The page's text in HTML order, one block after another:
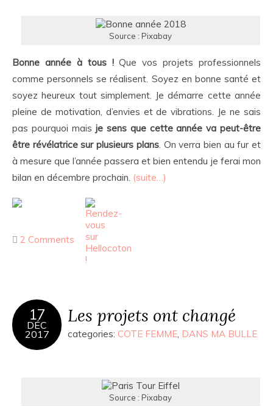
Source : Pixabay
Bonne année à tous !Que vos projets professionnels
comme personnels se réalisent. Soyez en bonne santé et
soyez heureux tout simplement. Je démarre cette année
pleine de motivation, d’envies et de vibrations. Je ne sais
pas pourquoi mais je sens que cette année va peut-être
être révélatrice sur plusieurs plans. On verra bien au fur et
à mesure que l’année passera et bien entendu je ferai mon
bilan en décembre prochain. (suite…)
2 Comments
17
DÉC
2017
Les projets ont changé
categories: COTE FEMME, DANS MA BULLE
Source : Pixabay